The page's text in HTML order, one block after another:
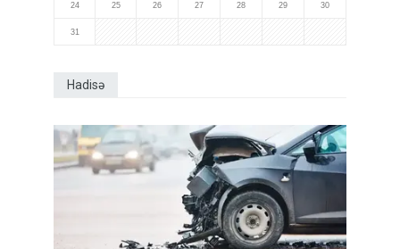
24 25 26 27 28 29 30
31
Hadisə